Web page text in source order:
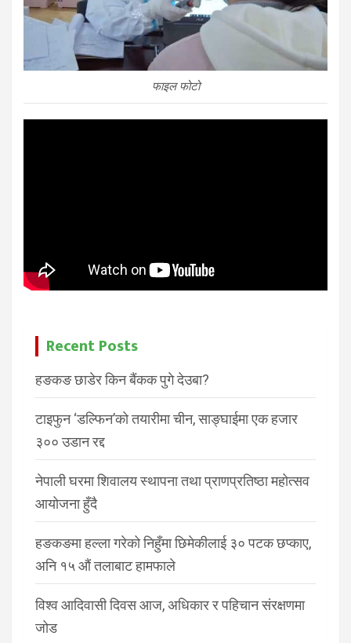
फाइल फोटो
Recent Posts
हङकङ छाडेर किन बैंकक पुगे देउबा?
टाइफुन ‘डल्फिन’को तयारीमा चीन, साङ्घाईमा एक हजार
३०० उडान रद्द
नेपाली घरमा शिवालय स्थापना तथा प्राणप्रतिष्ठा महोत्सव
आयोजना हुँदै
हङकङमा हल्ला गरेको निहुँमा छिमेकीलाई ३० पटक छप्काए,
अनि १५ औं तलाबाट हामफाले
विश्व आदिवासी दिवस आज, अधिकार र पहिचान संरक्षणमा
जोड